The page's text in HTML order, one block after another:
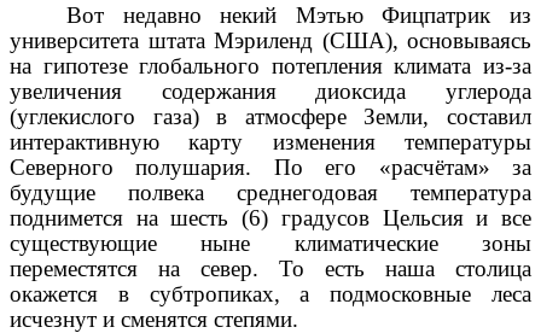
Вот недавно некий Мэтью Фицпатрик из
университета штата Мэриленд (США), основываясь
на гипотезе глобального потепления климата из-за
увеличения содержания диоксида углерода
(углекислого газа) в атмосфере Земли, составил
интерактивную карту изменения температуры
Северного полушария. По его «расчётам» за
будущие полвека среднегодовая температура
поднимется на шесть (6) градусов Цельсия и все
существующие ныне климатические зоны
переместятся на север. То есть наша столица
окажется в субтропиках, а подмосковные леса
исчезнут и сменятся степями.